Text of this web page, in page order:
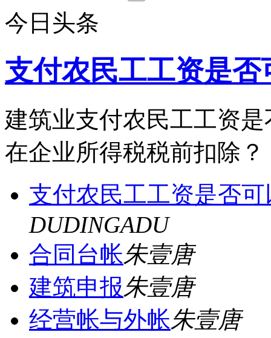
今日头条
支付农民工工资是
建筑业支付农民工工资
在企业所得税税前扣除
支付农民工工资是否
DUDINGADU
合同台帐朱壹唐
建筑申报朱壹唐
经营帐与外帐朱壹唐